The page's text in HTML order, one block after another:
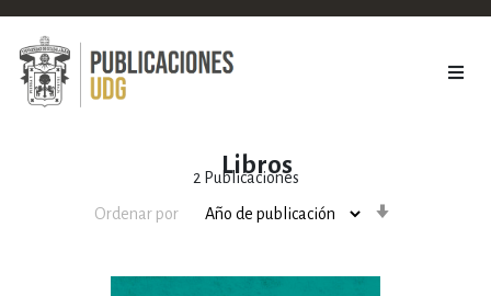
Libros
2 Publicaciones
Ordenar por